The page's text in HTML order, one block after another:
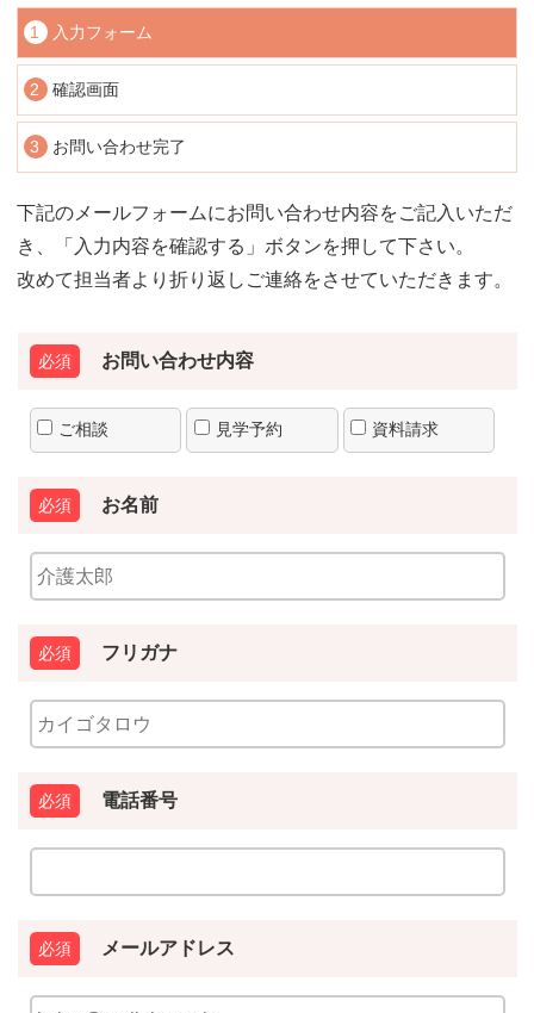
1 入力フォーム
2 確認画面
3 お問い合わせ完了
下記のメールフォームにお問い合わせ内容をご記入いただ
き、「入力内容を確認する」ボタンを押して下さい。
改めて担当者より折り返しご連絡をさせていただきます。
お問い合わせ内容
ご相談 見学予約 資料請求
お名前
フリガナ
電話番号
メールアドレス